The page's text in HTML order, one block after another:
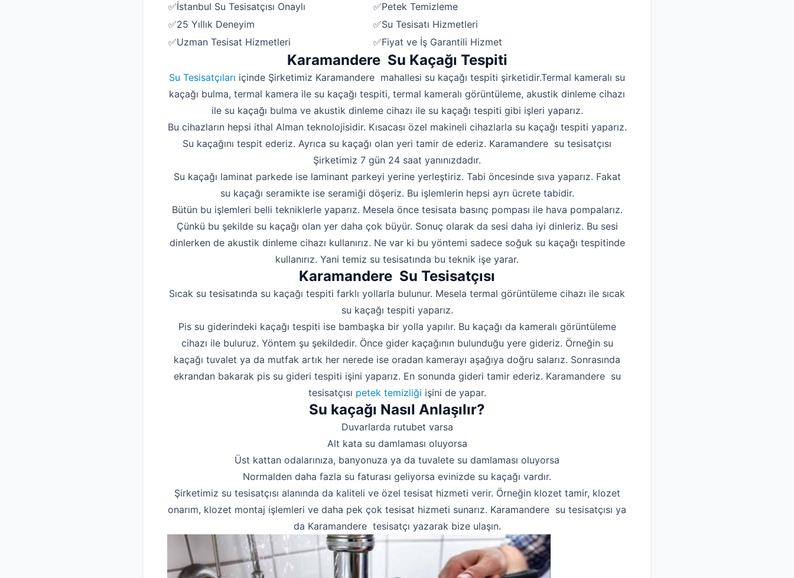
Profesyonel Petek Temizliği
Uzmana Sor
Hakkımızda
İletişim
✅İstanbul Su Tesisatçısı Onaylı
✅Petek Temizleme
✅25 Yıllık Deneyim
✅Su Tesisatı Hizmetleri
✅Uzman Tesisat Hizmetleri
✅Fiyat ve İş Garantili Hizmet
Karamandere Su Kaçağı Tespiti
Su Tesisatçıları içinde Şirketimiz Karamandere mahallesi su kaçağı tespiti şirketidir.Termal kameralı su
kaçağı bulma, termal kamera ile su kaçağı tespiti, termal kameralı görüntüleme, akustik dinleme cihazı
ile su kaçağı bulma ve akustik dinleme cihazı ile su kaçağı tespiti gibi işleri yaparız.
Bu cihazların hepsi ithal Alman teknolojisidir. Kısacası özel makineli cihazlarla su kaçağı tespiti yaparız.
Su kaçağını tespit ederiz. Ayrıca su kaçağı olan yeri tamir de ederiz. Karamandere su tesisatçısı
Şirketimiz 7 gün 24 saat yanınızdadır.
Su kaçağı laminat parkede ise laminant parkeyi yerine yerleştiriz. Tabi öncesinde sıva yaparız. Fakat
su kaçağı seramikte ise seramiği döşeriz. Bu işlemlerin hepsi ayrı ücrete tabidir.
Bütün bu işlemleri belli tekniklerle yaparız. Mesela önce tesisata basınç pompası ile hava pompalarız.
Çünkü bu şekilde su kaçağı olan yer daha çok büyür. Sonuç olarak da sesi daha iyi dinleriz. Bu sesi
dinlerken de akustik dinleme cihazı kullanırız. Ne var ki bu yöntemi sadece soğuk su kaçağı tespitinde
kullanırız. Yani temiz su tesisatında bu teknik işe yarar.
Karamandere Su Tesisatçısı
Sıcak su tesisatında su kaçağı tespiti farklı yollarla bulunur. Mesela termal görüntüleme cihazı ile sıcak
su kaçağı tespiti yaparız.
Pis su giderindeki kaçağı tespiti ise bambaşka bir yolla yapılır. Bu kaçağı da kameralı görüntüleme
cihazı ile buluruz. Yöntem şu şekildedir. Önce gider kaçağının bulunduğu yere gideriz. Örneğin su
kaçağı tuvalet ya da mutfak artık her nerede ise oradan kamerayı aşağıya doğru salarız. Sonrasında
ekrandan bakarak pis su gideri tespiti işini yaparız. En sonunda gideri tamir ederiz. Karamandere su
tesisatçısı petek temizliği işini de yapar.
Su kaçağı Nasıl Anlaşılır?
Duvarlarda rutubet varsa
Alt kata su damlaması oluyorsa
Üst kattan odalarınıza, banyonuza ya da tuvalete su damlaması oluyorsa
Normalden daha fazla su faturası geliyorsa evinizde su kaçağı vardır.
Şirketimiz su tesisatçısı alanında da kaliteli ve özel tesisat hizmeti verir. Örneğin klozet tamir, klozet
onarım, klozet montaj işlemleri ve daha pek çok tesisat hizmeti sunarız. Karamandere su tesisatçısı ya
da Karamandere tesisatçı yazarak bize ulaşın.